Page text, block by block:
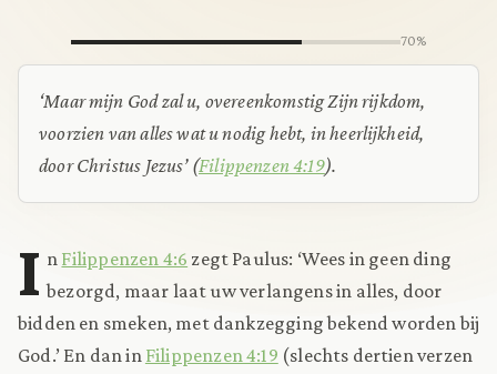
70%
‘Maar mijn God zal u, overeenkomstig Zijn rijkdom,
voorzien van alles wat u nodig hebt, in heerlijkheid,
door Christus Jezus’ (Filippenzen 4:19).
I n Filippenzen 4:6 zegt Paulus: ‘Wees in geen ding
bezorgd, maar laat uw verlangens in alles, door
bidden en smeken, met dankzegging bekend worden bij
God.’ En dan in Filippenzen 4:19 (slechts dertien verzen